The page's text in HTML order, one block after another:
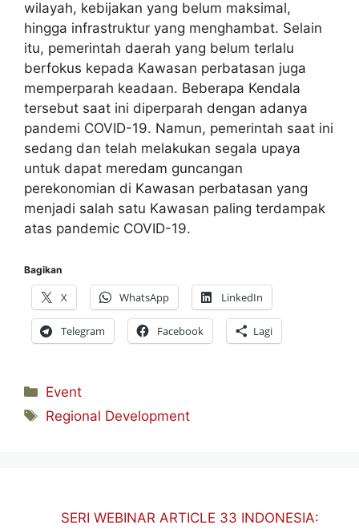
wilayah, kebijakan yang belum maksimal,
hingga infrastruktur yang menghambat. Selain
itu, pemerintah daerah yang belum terlalu
berfokus kepada Kawasan perbatasan juga
memperparah keadaan. Beberapa Kendala
tersebut saat ini diperparah dengan adanya
pandemi COVID-19. Namun, pemerintah saat ini
sedang dan telah melakukan segala upaya
untuk dapat meredam guncangan
perekonomian di Kawasan perbatasan yang
menjadi salah satu Kawasan paling terdampak
atas pandemic COVID-19.
Bagikan
X WhatsApp LinkedIn
Telegram Facebook Lagi
Kategori
Event
Tag
Regional Development
SERI WEBINAR ARTICLE 33 INDONESIA: